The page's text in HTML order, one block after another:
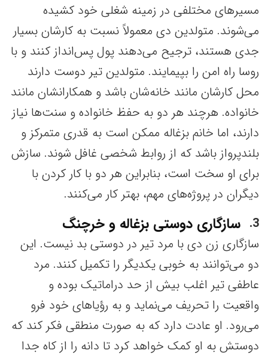
مسیرهای مختلفی در زمینه شغلی خود کشیده
می‌شوند. متولدین دی معمولاً نسبت به کارشان بسیار
جدی هستند، ترجیح می‌دهند پول پس‌انداز کنند و با
روسا راه امن را بپیمایند. متولدین تیر دوست دارند
محل کارشان مانند خانه‌شان باشد و همکارانشان مانند
خانواده. هرچند هر دو به حفظ خانواده و سنت‌ها نیاز
دارند، اما خانم بزغاله ممکن است به قدری متمرکز و
بلندپرواز باشد که از روابط شخصی غافل شوند. سازش
برای او سخت است، بنابراین هر دو با کار کردن با
دیگران در پروژه‌های مهم، بهتر کار می‌کنند.
3
سازگاری دوستی بزغاله و خرچنگ
سازگاری زن دی با مرد تیر در دوستی بد نیست. این
دو می‌توانند به خوبی یکدیگر را تکمیل کنند. مرد
عاطفی تیر اغلب بیش از حد دراماتیک بوده و
واقعیت را تحریف می‌نماید و به رؤیاهای خود فرو
می‌رود. او عادت دارد که به صورت منطقی فکر کند که
دوستش به او کمک خواهد کرد تا دانه را از کاه جدا